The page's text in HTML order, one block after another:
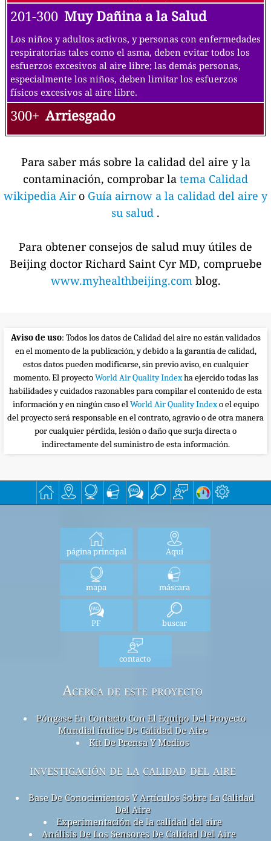
201-300 Muy Dañina a la Salud
Los niños y adultos activos, y personas con enfermedades
respiratorias tales como el asma, deben evitar todos los
esfuerzos excesivos al aire libre; las demás personas,
especialmente los niños, deben limitar los esfuerzos
físicos excesivos al aire libre.
300+ Arriesgado
Para saber más sobre la calidad del aire y la
contaminación, comprobar la tema Calidad
wikipedia Air o Guía airnow a la calidad del aire y
su salud .
Para obtener consejos de salud muy útiles de
Beijing doctor Richard Saint Cyr MD, compruebe
www.myhealthbeijing.com blog.
Aviso de uso: Todos los datos de Calidad del aire no están validados
en el momento de la publicación, y debido a la garantía de calidad,
estos datos pueden modificarse, sin previo aviso, en cualquier
momento. El proyectoWorld Air Quality Indexha ejercido todas las
habilidades y cuidados razonables para compilar el contenido de esta
información y en ningún caso elWorld Air Quality Indexo el equipo
del proyecto será responsable en el contrato, agravio o de otra manera
por cualquier pérdida, lesión o daño que surja directa o
indirectamente del suministro de esta información.
página principal Aquí
mapa máscara
PF buscar
contacto
Acerca de este proyecto
Póngase En Contacto Con El Equipo Del Proyecto
Mundial índice De Calidad De Aire
Kit De Prensa Y Medios
investigación de la calidad del aire
Base De Conocimientos Y Artículos Sobre La Calidad
Del Aire
Experimentación de la calidad del aire
Análisis De Los Sensores De Calidad Del Aire